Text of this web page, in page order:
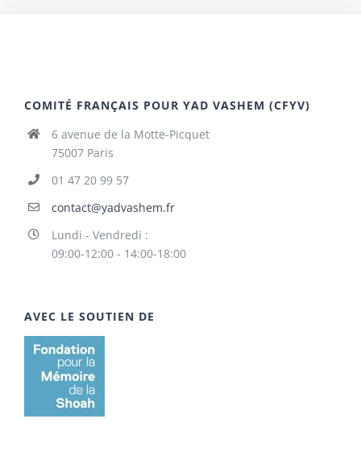
COMITÉ FRANÇAIS POUR YAD VASHEM (CFYV)
6 avenue de la Motte-Picquet
75007 Paris
01 47 20 99 57
contact@yadvashem.fr
Lundi - Vendredi :
09:00-12:00 - 14:00-18:00
AVEC LE SOUTIEN DE